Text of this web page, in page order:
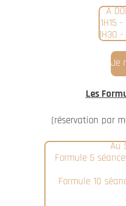
A
1H15
1H30 -
Je
Les
(réservation par
Au
Formule 5
1H30-
Formule 10
1H30 -